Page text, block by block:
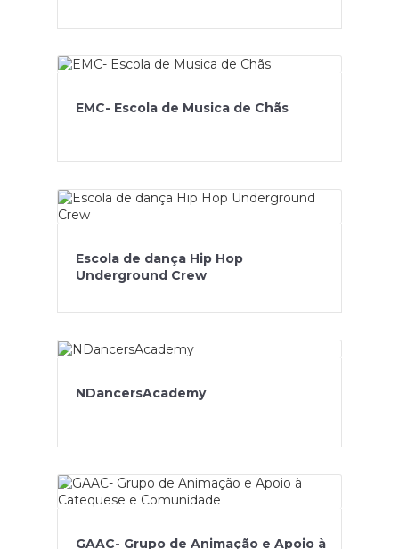
EMC- Escola de Musica de Chãs
Escola de dança Hip Hop
Underground Crew
NDancersAcademy
GAAC- Grupo de Animação e Apoio à